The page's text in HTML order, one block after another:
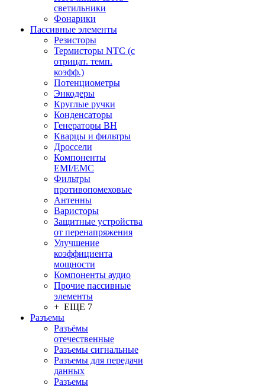
светильники
Фонарики
Пассивные элементы
Резисторы
Термисторы NTC (с
отрицат. темп.
коэфф.)
Потенциометры
Энкодеры
Круглые ручки
Конденсаторы
Генераторы ВН
Кварцы и фильтры
Дроссели
Компоненты
EMI/EMC
Фильтры
противопомеховые
Антенны
Варисторы
Защитные устройства
от перенапряжения
Улучшение
коэффициента
мощности
Компоненты аудио
Прочие пассивные
элементы
+ ЕЩЕ 7
Разъeмы
Разъёмы
отечественные
Разъeмы сигнальные
Разъeмы для передачи
данных
Разъeмы